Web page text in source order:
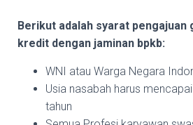
Berikut adalah syarat pengajuan
kredit dengan jaminan bpkb:
WNI atau Warga Negara
Usia nasabah harus
tahun